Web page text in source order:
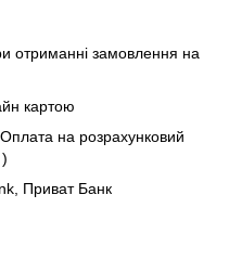
отриманні замовлення на
картою
Оплата на розрахунковий
Приват Банк